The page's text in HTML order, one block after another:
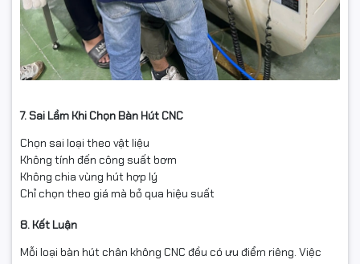
7. Sai Lầm Khi Chọn Bàn Hút CNC
Chọn sai loại theo vật liệu
Không tính đến công suất bơm
Không chia vùng hút hợp lý
Chỉ chọn theo giá mà bỏ qua hiệu suất
8. Kết Luận
Mỗi loại bàn hút chân không CNC đều có ưu điểm riêng. Việc